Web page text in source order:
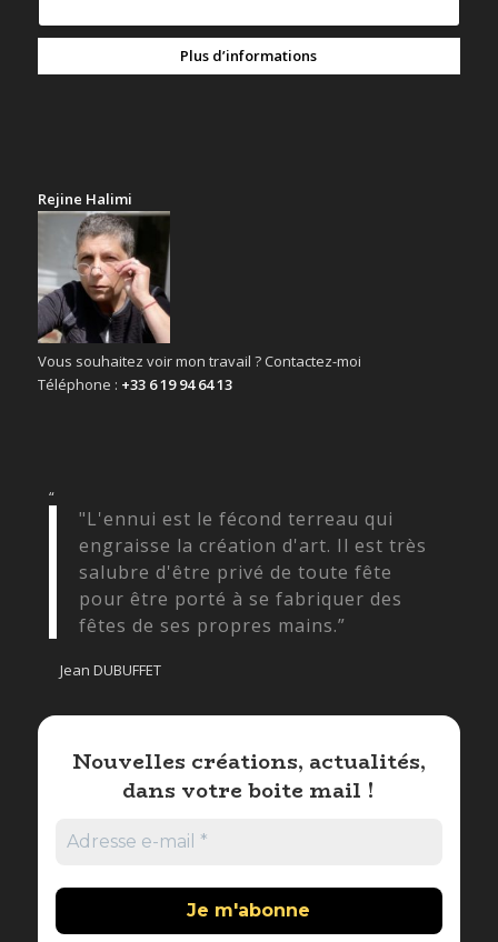
Plus d’informations
Rejine Halimi
Vous souhaitez voir mon travail ? Contactez-moi
Téléphone : +33 6 19 94 64 13
“
"L'ennui est le fécond terreau qui
engraisse la création d'art. Il est très
salubre d'être privé de toute fête
pour être porté à se fabriquer des
fêtes de ses propres mains.”
Jean DUBUFFET
Nouvelles créations, actualités,
dans votre boite mail !